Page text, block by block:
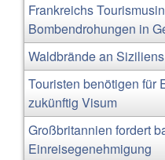
Frankreichs
Bombendrohungen in
Waldbrände an
Touristen benötigen für
zukünftig Visum
Großbritannien fordert
Einreisegenehmigung